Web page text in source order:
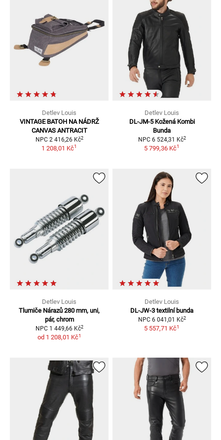
Detlev Louis
VINTAGE BATOH NA NÁDRŽ
CANVAS ANTRACIT
NPC 2 416,26 Kč2
1 208,01 Kč1
Detlev Louis
DL-JM-5 Kožená Kombi
Bunda
NPC 6 524,31 Kč2
5 799,36 Kč1
Detlev Louis
Tlumiče Nárazů 280 mm, uni,
pár, chrom
NPC 1 449,66 Kč2
od 1 208,01 Kč1
Detlev Louis
DL-JW-3 textilní bunda
NPC 6 041,01 Kč2
5 557,71 Kč1